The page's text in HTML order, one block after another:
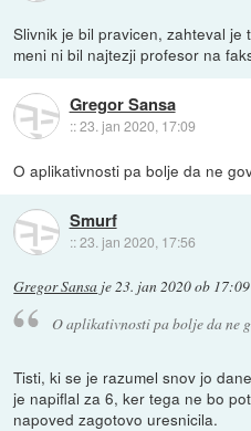
Slivnik je bil pravicen, zahteval
meni ni bil najtezji profesor na
Gregor Sansa
::23. jan 2020, 17:09
O aplikativnosti pa bolje da ne
Smurf
::23. jan 2020, 17:56
Gregor Sansa je23. jan 2020 ob 17:09
O aplikativnosti pa bolje da ne
Tisti, ki se je razumel snov jo
je napiflal za 6, ker tega ne bo
napoved zagotovo uresnicila.